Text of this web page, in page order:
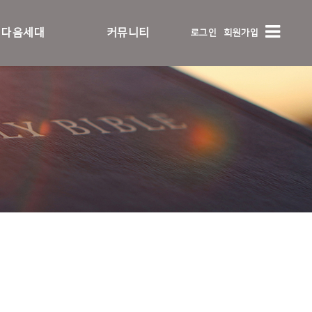
다음세대 커뮤니티 로그인 회원가입